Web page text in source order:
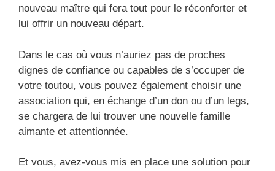
nouveau maître qui fera tout pour le réconforter et
lui offrir un nouveau départ.
Dans le cas où vous n’auriez pas de proches
dignes de confiance ou capables de s’occuper de
votre toutou, vous pouvez également choisir une
association qui, en échange d’un don ou d’un legs,
se chargera de lui trouver une nouvelle famille
aimante et attentionnée.
Et vous, avez-vous mis en place une solution pour